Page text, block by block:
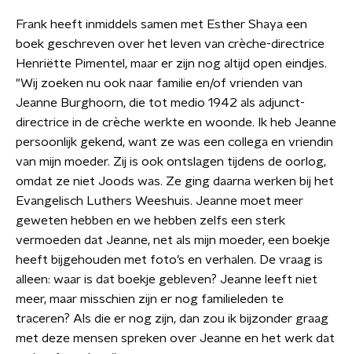
Frank heeft inmiddels samen met Esther Shaya een
boek geschreven over het leven van crèche-directrice
Henriëtte Pimentel, maar er zijn nog altijd open eindjes.
"Wij zoeken nu ook naar familie en/of vrienden van
Jeanne Burghoorn, die tot medio 1942 als adjunct-
directrice in de crèche werkte en woonde. Ik heb Jeanne
persoonlijk gekend, want ze was een collega en vriendin
van mijn moeder. Zij is ook ontslagen tijdens de oorlog,
omdat ze niet Joods was. Ze ging daarna werken bij het
Evangelisch Luthers Weeshuis. Jeanne moet meer
geweten hebben en we hebben zelfs een sterk
vermoeden dat Jeanne, net als mijn moeder, een boekje
heeft bijgehouden met foto’s en verhalen. De vraag is
alleen: waar is dat boekje gebleven? Jeanne leeft niet
meer, maar misschien zijn er nog familieleden te
traceren? Als die er nog zijn, dan zou ik bijzonder graag
met deze mensen spreken over Jeanne en het werk dat